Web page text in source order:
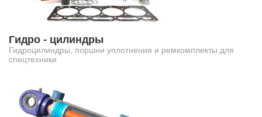
Гидро - цилиндры
Гидроцилиндры, поршни уплотнения и ремкомплекты для
спецтехники